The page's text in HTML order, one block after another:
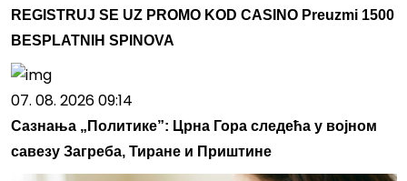
REGISTRUJ SE UZ PROMO KOD CASINO Preuzmi 1500
BESPLATNIH SPINOVA
07. 08. 2026 09:14
Сазнања „Политике”: Црна Гора следећа у војном
савезу Загреба, Тиране и Приштине